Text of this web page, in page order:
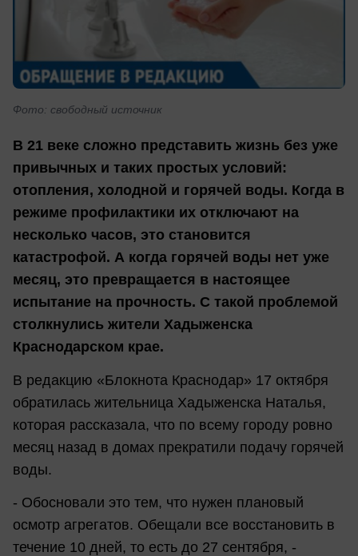
Фото: свободный источник
В 21 веке сложно представить жизнь без уже
привычных и таких простых условий:
отопления, холодной и горячей воды. Когда в
режиме профилактики их отключают на
несколько часов, это становится
катастрофой. А когда горячей воды нет уже
месяц, это превращается в настоящее
испытание на прочность. С такой проблемой
столкнулись жители Хадыженска
Краснодарском крае.
В редакцию «Блокнота Краснодар» 17 октября
обратилась жительница Хадыженска Наталья,
которая рассказала, что по всему городу ровно
месяц назад в домах прекратили подачу горячей
воды.
- Обосновали это тем, что нужен плановый
осмотр агрегатов. Обещали все восстановить в
течение 10 дней, то есть до 27 сентября, -